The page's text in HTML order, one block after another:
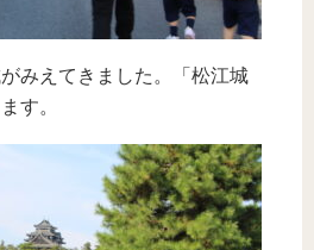
みえてきました。「松江城
す。